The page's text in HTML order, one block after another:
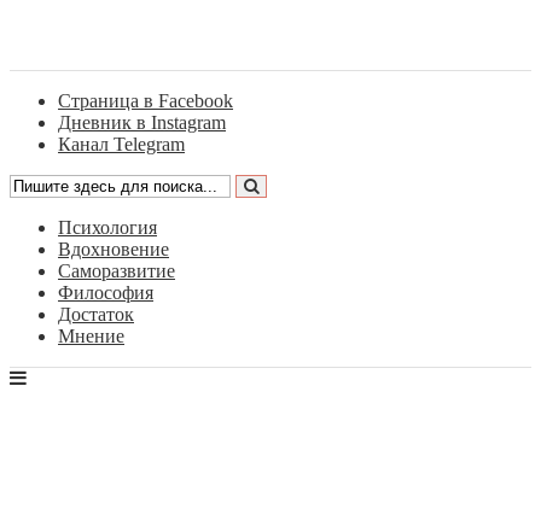
Страница в Facebook
Дневник в Instagram
Канал Telegram
Психология
Вдохновение
Саморазвитие
Философия
Достаток
Мнение